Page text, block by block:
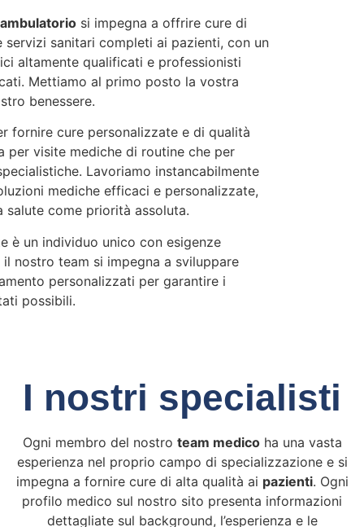
si impegna a offrire cure di
servizi sanitari completi ai pazienti, con un
altamente qualificati e professionisti
Mettiamo al primo posto la vostra
benessere.
fornire cure personalizzate e di qualità
per visite mediche di routine che per
Lavoriamo instancabilmente
mediche efficaci e personalizzate,
salute come priorità assoluta.
è un individuo unico con esigenze
nostro team si impegna a sviluppare
personalizzati per garantire i
possibili.
I nostri specialisti
Ogni membro del nostro team medicoha una vasta
esperienza nel proprio campo di specializzazione e si
impegna a fornire cure di alta qualità ai pazienti. Ogni
profilo medico sul nostro sito presenta informazioni
dettagliate sul background, l’esperienza e le